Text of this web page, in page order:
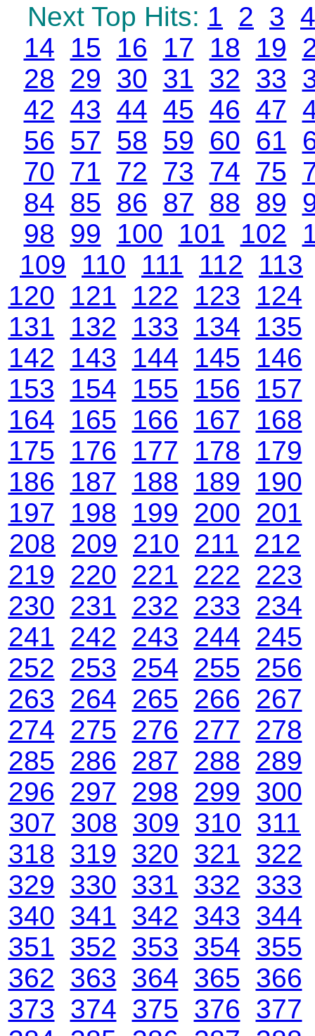
Next Top Hits: 1 2 3 4
14
15 16 17 18 19
28
29 30 31 32 33
42 43 44 45 46 47
56 57 58 59 60 61
70 71 72 73 74 75
84 85 86 87 88 89
98 99 100 101 102
109
110 111 112
113
120
121 122 123
124
131
132 133 134
135
142
143 144 145
146
153
154 155 156
157
164
165 166 167
168
175
176 177 178
179
186
187 188 189
190
197
198 199 200 201
208
209 210 211
212
219
220 221 222
223
230 231 232 233
234
241
242 243 244 245
252
253 254 255
256
263
264 265 266
267
274 275 276 277
278
285
286 287 288
289
296
297 298 299 300
307 308 309 310 311
318 319 320 321 322
329 330 331 332 333
340 341 342 343 344
351 352 353 354 355
362 363 364 365 366
373 374 375 376 377